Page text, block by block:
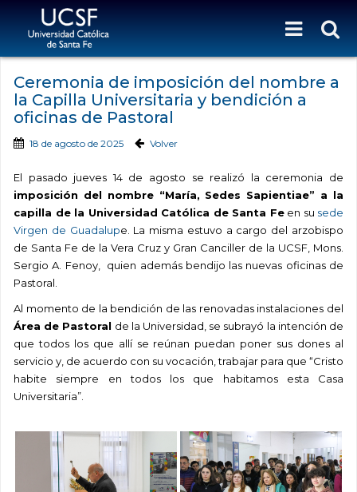
Ceremonia de imposición del nombre a
la Capilla Universitaria y bendición a
oficinas de Pastoral
18 de agosto de 2025 Volver
El pasado jueves 14 de agosto se realizó la ceremonia de
imposición del nombre “María, Sedes Sapientiae” a la
capilla de la Universidad Católica de Santa Feen su sede
Virgen de Guadalupe. La misma estuvo a cargo del arzobispo
de Santa Fe de la Vera Cruz y Gran Canciller de la UCSF, Mons.
Sergio A. Fenoy, quien además bendijo las nuevas oficinas de
Pastoral.
Al momento de la bendición de las renovadas instalaciones del
Área de Pastoral de la Universidad, se subrayó la intención de
que todos los que allí se reúnan puedan poner sus dones al
servicio y, de acuerdo con su vocación, trabajar para que “Cristo
habite siempre en todos los que habitamos esta Casa
Universitaria”.